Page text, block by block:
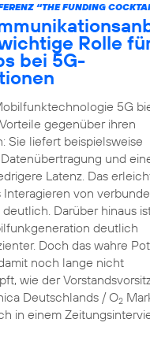
“THE FUNDING
Rolle
bei 5G-
5G
gegenüber ihren
Sie liefert beispielsweise
und
Latenz. Das
Interagieren von
Darüber hinaus
deutlich
Doch das wahre
noch lange nicht
wie der
Deutschlands / O2
in einem